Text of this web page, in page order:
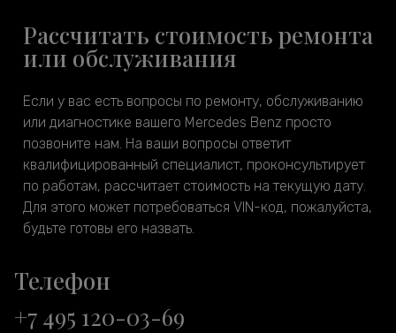
Рассчитать стоимость ремонта
или обслуживания
Если у вас есть вопросы по ремонту, обслуживанию
или диагностике вашего Mercedes Benz просто
позвоните нам. На ваши вопросы ответит
квалифицированный специалист, проконсультирует
по работам, рассчитает стоимость на текущую дату.
Для этого может потребоваться VIN-код, пожалуйста,
будьте готовы его назвать.
Телефон
+7 495 120-03-69